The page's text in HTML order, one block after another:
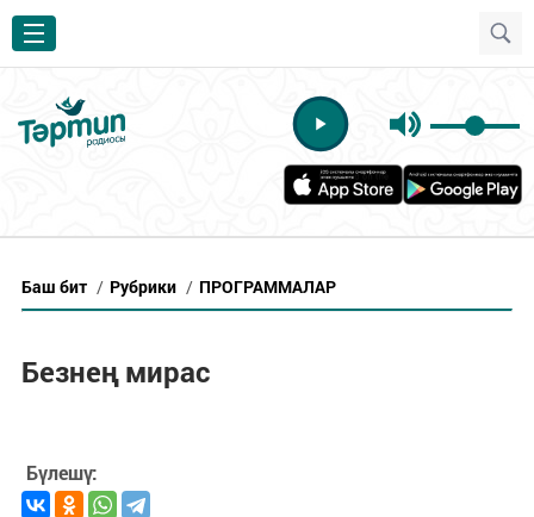
Баш бит / Рубрики / ПРОГРАММАЛАР
Безнең мирас
Бүлешү: